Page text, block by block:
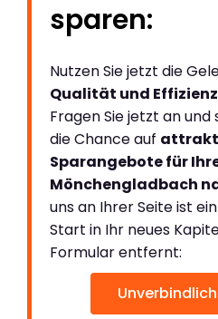
sparen:
Nutzen Sie jetzt die
Qualität und Effizienz
Fragen Sie jetzt an und
die Chance auf
Sparangebote für
Mönchengladbach
uns an Ihrer Seite ist
Start in Ihr neues
Formular entfernt: